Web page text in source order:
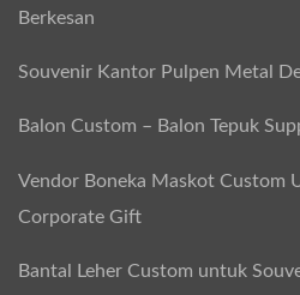
Berkesan
Souvenir Kantor Pulpen Metal
Balon Custom – Balon Tepuk
Vendor Boneka Maskot Custom
Corporate Gift
Bantal Leher Custom untuk